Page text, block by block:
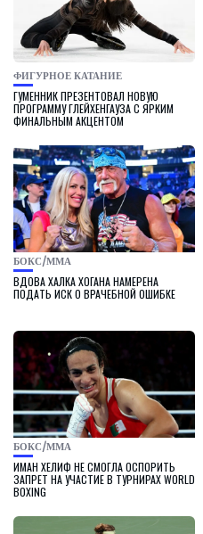
ФИГУРНОЕ КАТАНИЕ
ГУМЕННИК ПРЕЗЕНТОВАЛ НОВУЮ
ПРОГРАММУ ГЛЕЙХЕНГАУЗА С ЯРКИМ
ФИНАЛЬНЫМ АКЦЕНТОМ
БОКС/ММА
ВДОВА ХАЛКА ХОГАНА НАМЕРЕНА
ПОДАТЬ ИСК О ВРАЧЕБНОЙ ОШИБКЕ
БОКС/ММА
ИМАН ХЕЛИФ НЕ СМОГЛА ОСПОРИТЬ
ЗАПРЕТ НА УЧАСТИЕ В ТУРНИРАХ WORLD
BOXING